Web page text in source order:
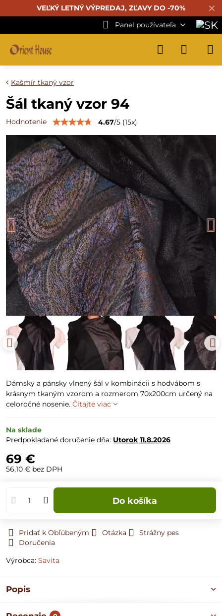
✕
VEĽKÝ LETNÝ VÝPREDAJ, ZĽAVY DO -70%
Panel používateľa
Kašmír tkaný vzor
Šál tkaný vzor 94
Hodnotenie 4.67/5 (15x)
Dámsky a pánsky vlnený šál v kombinácii s hodvábom s
krásnym tkaným vzorom a rozmerom 70x200cm určený na
celoročné nosenie. Čítajte viac
Na sklade
Predpokladané doručenie dňa: Utorok 11.8.2026
69 €
56,10 € bez DPH
Do košíka
Pridať k Obľúbeným Otázka
Strážny pes
Doručenia
Výrobca: Savita
Popis